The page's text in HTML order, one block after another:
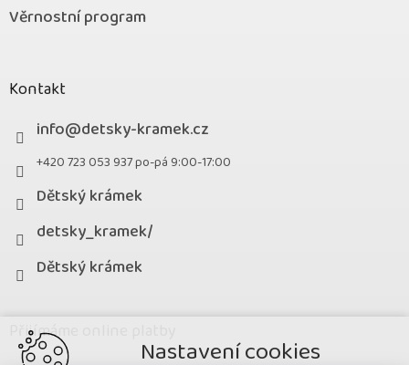
Věrnostní program
Kontakt
info@detsky-kramek.cz
+420 723 053 937 po-pá 9:00-17:00
Dětský krámek
detsky_kramek/
Dětský krámek
Přijímáme online platby
Nastavení cookies